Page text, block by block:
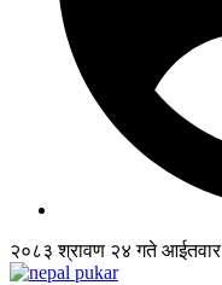
२०८३ श्रावण २४ गते आईतवार